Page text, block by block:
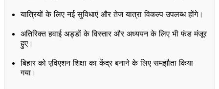
यात्रियों के लिए नई सुविधाएं और तेज यात्रा विकल्प उपलब्ध होंगे।
अतिरिक्त हवाई अड्डों के विस्तार और अध्ययन के लिए भी फंड मंजूर
हुए।
बिहार को एविएशन शिक्षा का केंद्र बनाने के लिए समझौता किया
गया।